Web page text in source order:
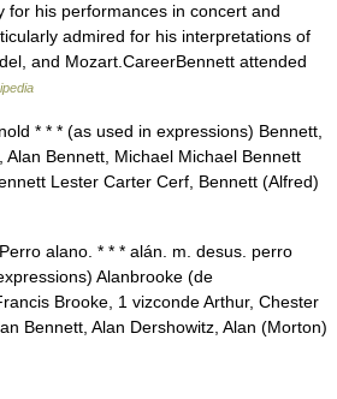
for his performances in concert and
admired for his interpretations of
and Mozart.CareerBennett attended
* * * (as used in expressions) Bennett,
Alan Bennett, Michael Michael Bennett
Lester Carter Cerf, Bennett (Alfred)
alano. * * * alán. m. desus. perro
Alanbrooke (de
Brooke, 1 vizconde Arthur, Chester
Bennett, Alan Dershowitz, Alan (Morton)